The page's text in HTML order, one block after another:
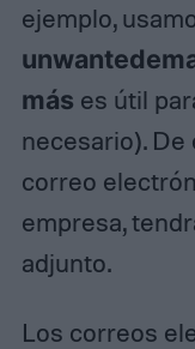
ejemplo,
más es útil
necesario). De
correo
empresa,
adjunto.
Los correos